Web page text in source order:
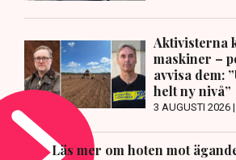
Aktivisterna
maskiner –
avvisa dem:
helt ny nivå”
3 AUGUSTI 2026 |
Läs mer om hoten mot